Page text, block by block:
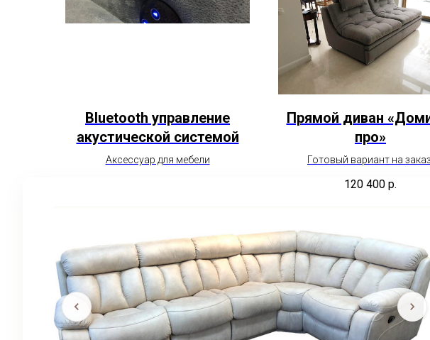
Bluetooth управление
акустической системой
Аксессуар для мебели
Прямой диван
про»
Готовый вариант на заказ.
120 400 р.